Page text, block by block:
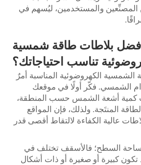
المصنِّعين والمستخدمين، ليُسهم في
بلاطات طاقة شمسية
تناسب احتياجاتك؟
الشمسية الكهروضوئية المناسبة أمرٌ
الشمسي. فكّر أولًا في موقعك
كمية أشعة الشمس حسب المنطقة،
المنتَجة. ولذلك، فإن المواقع
عالية الكفاءة لالتقاط أقصى قدر
مساحة السطح؛ فالأسقف تختلف في
تكون كبيرة أو صغيرة أو ذات أشكال